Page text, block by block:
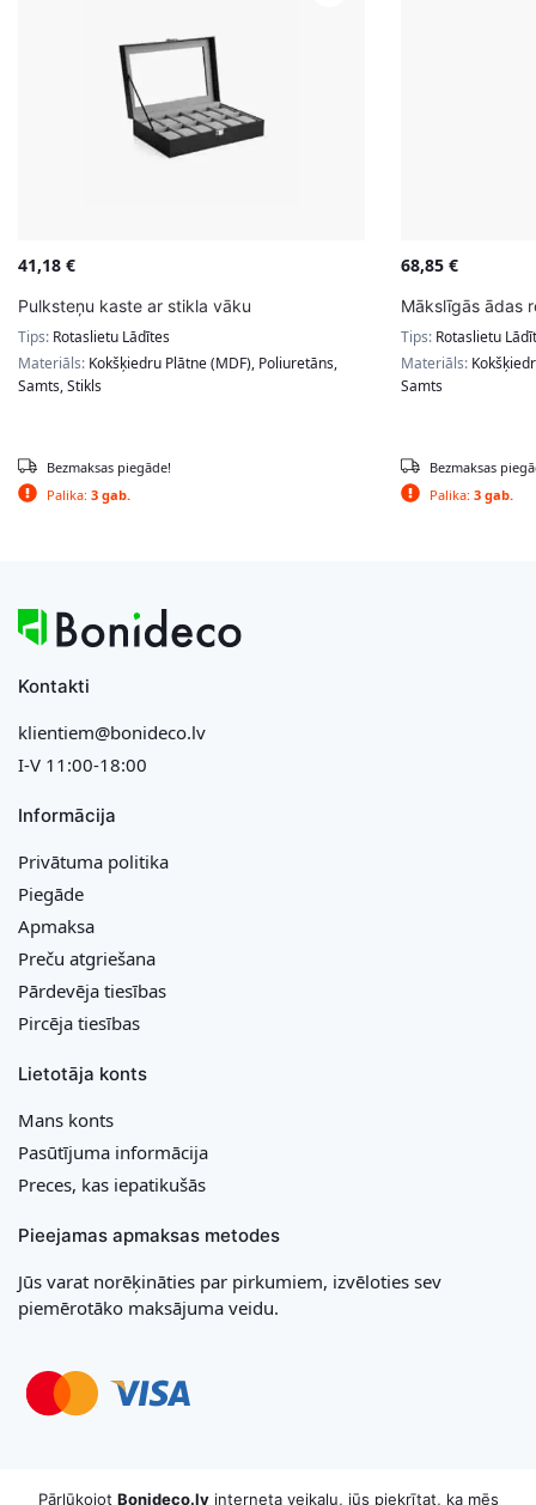
41,18 €
Pulksteņu kaste ar stikla vāku
Tips: Rotaslietu Lādītes
Materiāls: Kokšķiedru Plātne (MDF), Poliuretāns,
Samts, Stikls
Palika: 3 gab.
Bezmaksas piegāde!
68,85 €
Mākslīgās ādas
Tips: Rotaslietu
Materiāls:
Samts
Palika: 3 gab.
Bezmaksas
Kontakti
klientiem@bonideco.lv
I-V 11:00-18:00
Informācija
Privātuma politika
Piegāde
Apmaksa
Preču atgriešana
Pārdevēja tiesības
Pircēja tiesības
Lietotāja konts
Mans konts
Pasūtījuma informācija
Preces, kas iepatikušās
Pieejamas apmaksas metodes
Jūs varat norēķināties par pirkumiem, izvēloties sev
piemērotāko maksājuma veidu.
Pārlūkojot Bonideco.lvinterneta veikalu, jūs piekrītat, ka mēs